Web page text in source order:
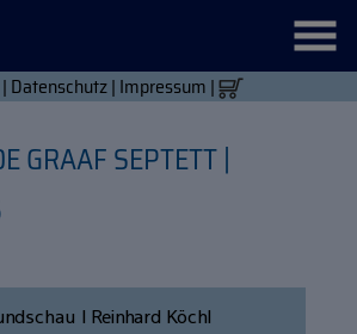
| Datenschutz| Impressum |
GRAAF SEPTETT |
| Reinhard Köchl